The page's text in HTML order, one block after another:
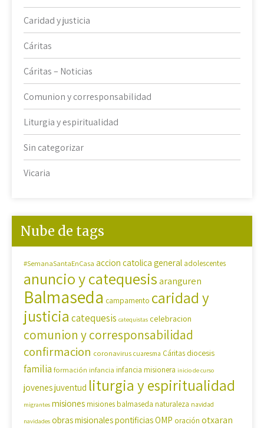
Caridad y justicia
Cáritas
Cáritas – Noticias
Comunion y corresponsabilidad
Liturgia y espiritualidad
Sin categorizar
Vicaria
Nube de tags
#SemanaSantaEnCasa accion catolica general adolescentes
anuncio y catequesisaranguren
Balmaseda campamento caridad y
justicia catequesis catequistas celebracion
comunion y corresponsabilidad
confirmacion coronavirus cuaresma Cáritas diocesis
familia formación infancia infancia misionera inicio de curso
jovenesjuventud liturgia y espiritualidad
migrantes misiones misiones balmaseda naturaleza navidad
navidades obras misionales pontificiasOMP oración otxaran